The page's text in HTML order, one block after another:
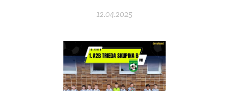
12.04.2025